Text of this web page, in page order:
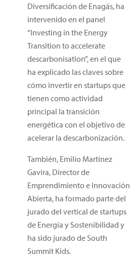
Diversificación de Enagás, ha
intervenido en el panel
“Investing in the Energy
Transition to accelerate
descarbonisation”, en el que
ha explicado las claves sobre
cómo invertir en startups que
tienen como actividad
principal la transición
energética con el objetivo de
acelerar la descarbonización.
También, Emilio Martínez
Gavira, Director de
Emprendimiento e Innovación
Abierta, ha formado parte del
jurado del vertical de startups
de Energía y Sostenibilidad y
ha sido jurado de South
Summit Kids.